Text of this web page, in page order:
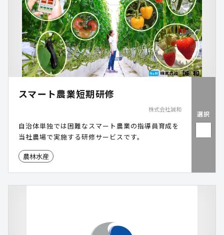
向上しています。
スマート農業短期研修
株式会社誠和
自治体単独では困難なスマート農業の指導員育成を
当社農場で実施する研修サービスです。
農林水産
選択